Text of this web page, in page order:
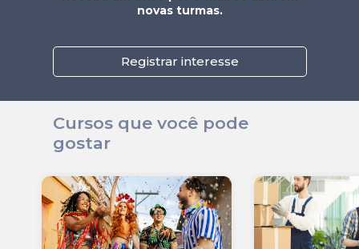
novas turmas.
Registrar interesse
Cursos que você pode
gostar